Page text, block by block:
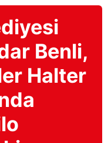
Benli,
Halter